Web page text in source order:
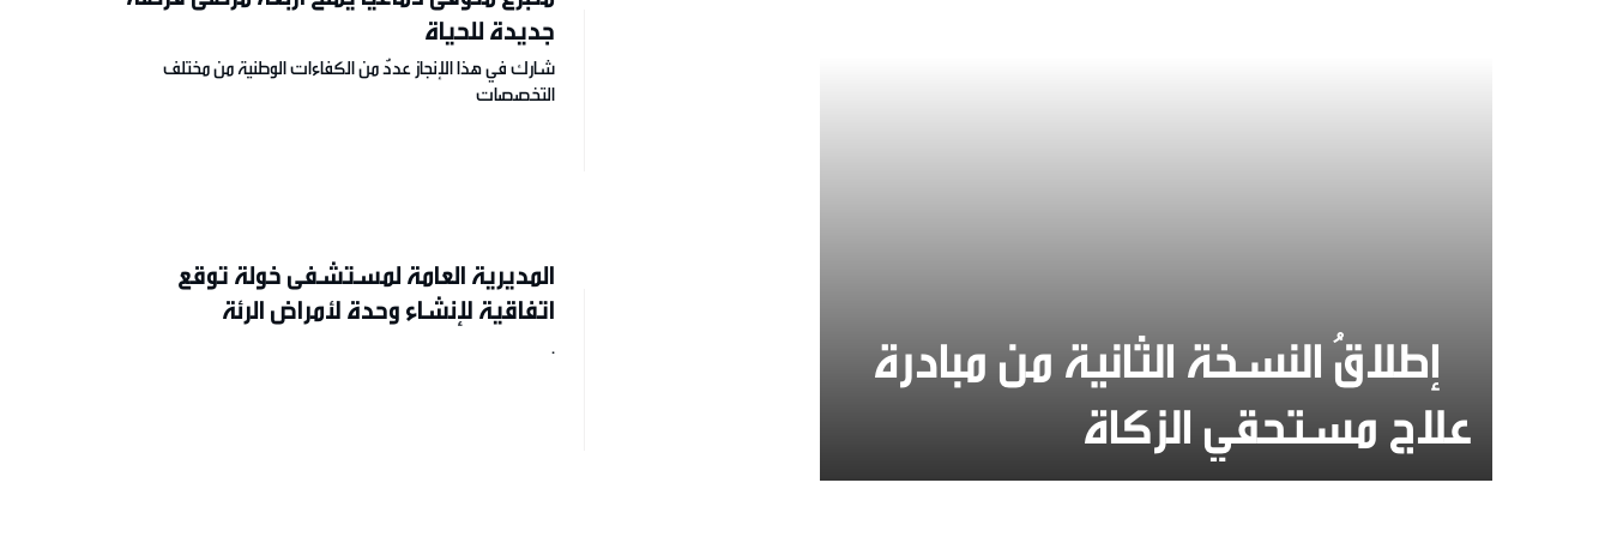
إطلاقُ النسخة الثانية من مبادرة
علاج مستحقي الزكاة
جديدة للحياة
شارك في هذا الإنجاز عددٌ من الكفاءات الوطنية من مختلف
التخصصات
المديرية العامة لمستشفى خولة توقع
اتفاقية لإنشاء وحدة لأمراض الرئة
.